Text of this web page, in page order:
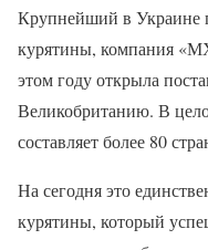
Крупнейший в Украине
курятины, компания
этом году открыла
Великобританию. В
составляет более 80
На сегодня это
курятины, который